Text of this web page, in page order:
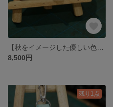
8,500円
残り1点